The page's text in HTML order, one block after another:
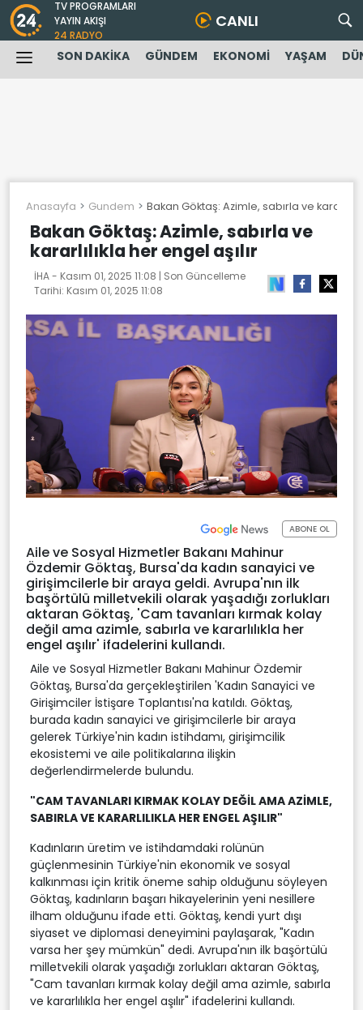
TV PROGRAMLARI
YAYIN AKIŞI
24 RADYO
CANLI
SON DAKİKA GÜNDEM EKONOMİ YAŞAM
Anasayfa Gundem Bakan Göktaş: Azimle, sabırla ve
Bakan Göktaş: Azimle, sabırla ve
kararlılıkla her engel aşılır
İHA - Kasım 01, 2025 11:08 | Son Güncelleme
Tarihi: Kasım 01, 2025 11:08
ABONE OL
Aile ve Sosyal Hizmetler Bakanı Mahinur
Özdemir Göktaş, Bursa'da kadın sanayici ve
girişimcilerle bir araya geldi. Avrupa'nın ilk
başörtülü milletvekili olarak yaşadığı zorlukları
aktaran Göktaş, 'Cam tavanları kırmak kolay
değil ama azimle, sabırla ve kararlılıkla her
engel aşılır' ifadelerini kullandı.
Aile ve Sosyal Hizmetler Bakanı Mahinur Özdemir
Göktaş, Bursa'da gerçekleştirilen 'Kadın Sanayici ve
Girişimciler İstişare Toplantısı'na katıldı. Göktaş,
burada kadın sanayici ve girişimcilerle bir araya
gelerek Türkiye'nin kadın istihdamı, girişimcilik
ekosistemi ve aile politikalarına ilişkin
değerlendirmelerde bulundu.
"CAM TAVANLARI KIRMAK KOLAY DEĞİL AMA AZİMLE,
SABIRLA VE KARARLILIKLA HER ENGEL AŞILIR"
Kadınların üretim ve istihdamdaki rolünün
güçlenmesinin Türkiye'nin ekonomik ve sosyal
kalkınması için kritik öneme sahip olduğunu söyleyen
Göktaş, kadınların başarı hikayelerinin yeni nesillere
ilham olduğunu ifade etti. Göktaş, kendi yurt dışı
siyaset ve diplomasi deneyimini paylaşarak, "Kadın
varsa her şey mümkün" dedi. Avrupa'nın ilk başörtülü
milletvekili olarak yaşadığı zorlukları aktaran Göktaş,
"Cam tavanları kırmak kolay değil ama azimle, sabırla
ve kararlılıkla her engel aşılır" ifadelerini kullandı.